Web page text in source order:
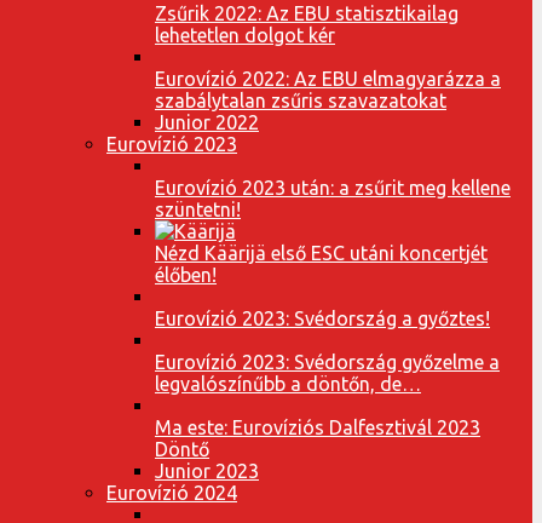
Zsűrik 2022: Az EBU statisztikailag
lehetetlen dolgot kér
Eurovízió 2022: Az EBU elmagyarázza a
szabálytalan zsűris szavazatokat
Junior 2022
Eurovízió 2023
Eurovízió 2023 után: a zsűrit meg kellene
szüntetni!
Nézd Käärijä első ESC utáni koncertjét
élőben!
Eurovízió 2023: Svédország a győztes!
Eurovízió 2023: Svédország győzelme a
legvalószínűbb a döntőn, de…
Ma este: Eurovíziós Dalfesztivál 2023
Döntő
Junior 2023
Eurovízió 2024